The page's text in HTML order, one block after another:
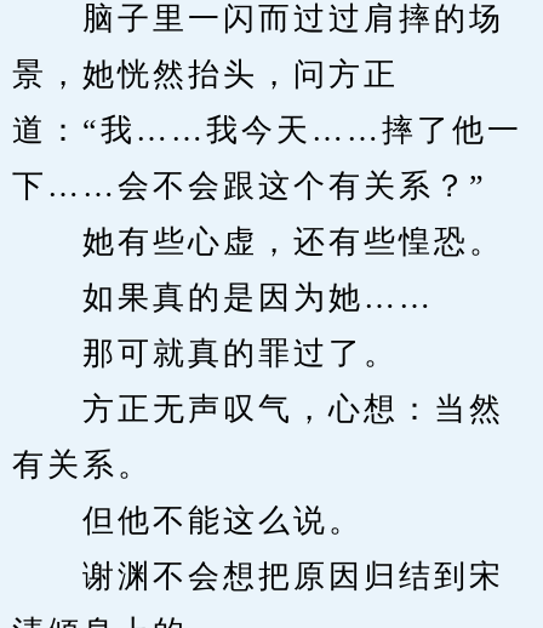
脑子里一闪而过过肩摔的场
景，她恍然抬头，问方正
道：“我……我今天……摔了他一
下……会不会跟这个有关系？”
她有些心虚，还有些惶恐。
如果真的是因为她……
那可就真的罪过了。
方正无声叹气，心想：当然
有关系。
但他不能这么说。
谢渊不会想把原因归结到宋